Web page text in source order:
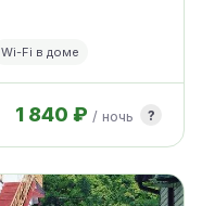
Wi-Fi в доме
1 840 ₽ / ночь ?